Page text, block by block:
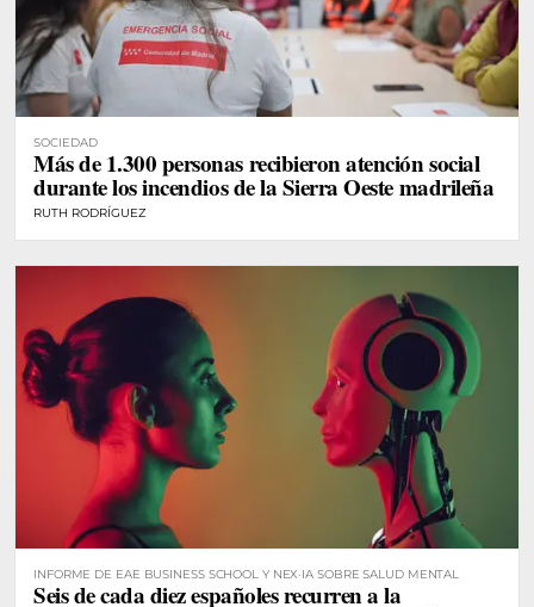
SOCIEDAD
Más de 1.300 personas recibieron atención social
durante los incendios de la Sierra Oeste madrileña
RUTH RODRÍGUEZ
INFORME DE EAE BUSINESS SCHOOL Y NEX·IA SOBRE SALUD MENTAL
Seis de cada diez españoles recurren a la